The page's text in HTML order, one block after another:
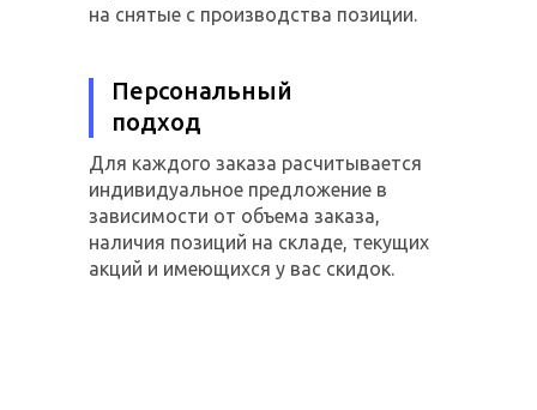
на снятые с производства позиции.
Персональный
подход
Для каждого заказа расчитывается
индивидуальное предложение в
зависимости от объема заказа,
наличия позиций на складе, текущих
акций и имеющихся у вас скидок.